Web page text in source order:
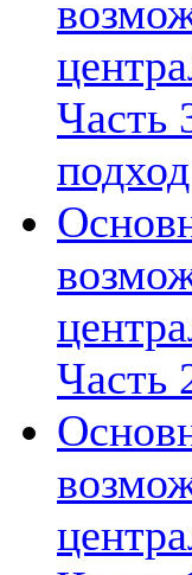
Часть
подход
Часть